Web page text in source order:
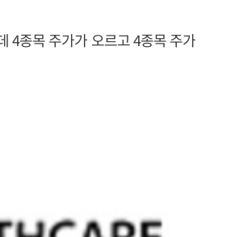
4종목 주가가 오르고 4종목 주가